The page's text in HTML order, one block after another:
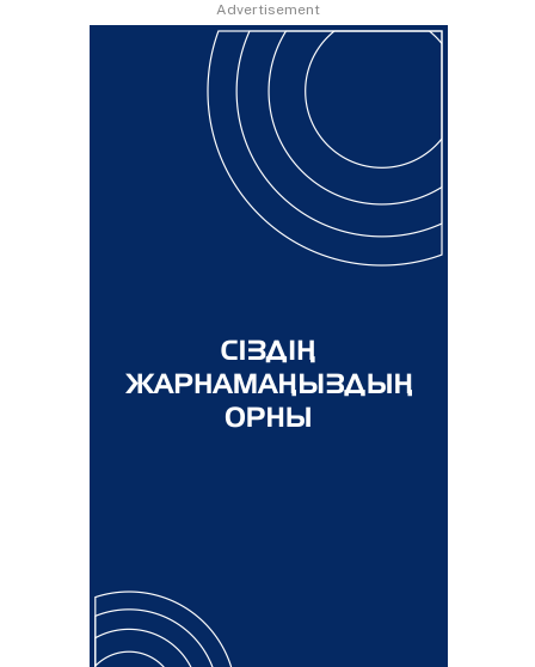
Advertisement